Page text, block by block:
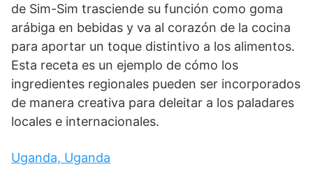
de Sim-Sim trasciende su función como goma
arábiga en bebidas y va al corazón de la cocina
para aportar un toque distintivo a los alimentos.
Esta receta es un ejemplo de cómo los
ingredientes regionales pueden ser incorporados
de manera creativa para deleitar a los paladares
locales e internacionales.
Uganda, Uganda